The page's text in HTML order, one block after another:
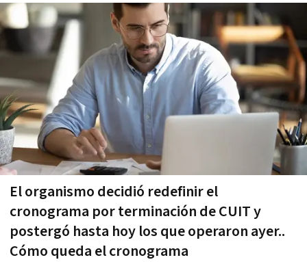
El organismo decidió redefinir el
cronograma por terminación de CUIT y
postergó hasta hoy los que operaron ayer..
Cómo queda el cronograma